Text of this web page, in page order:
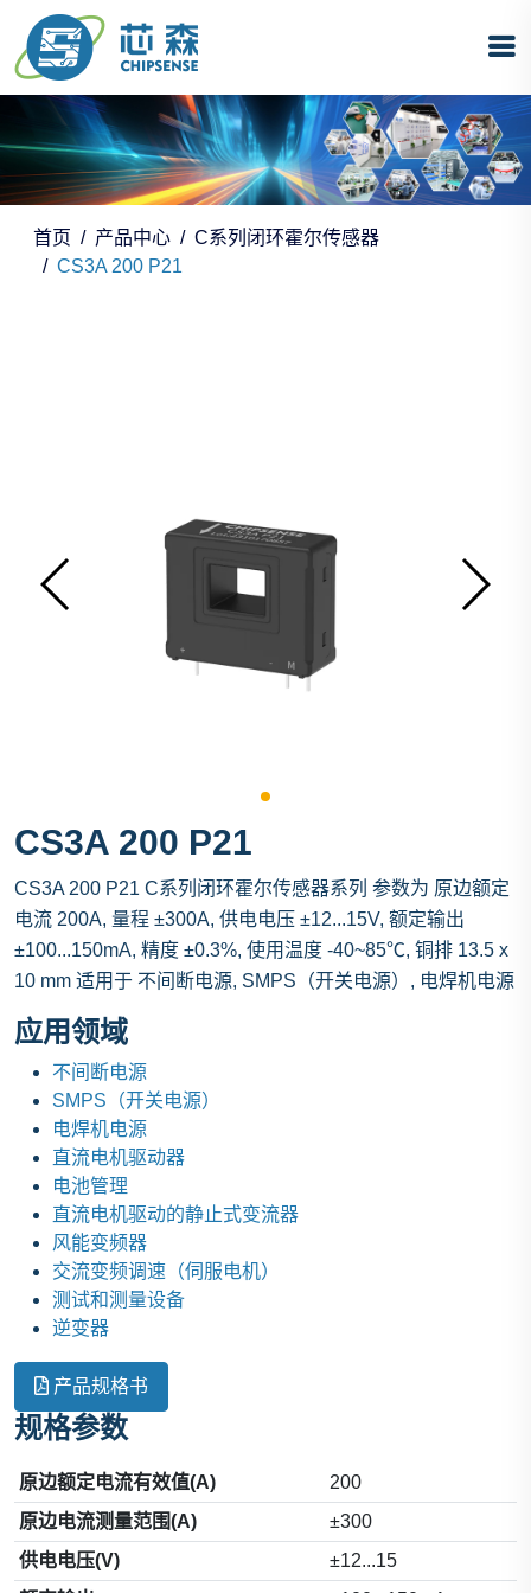
首页 产品中心
C系列闭环霍尔传感器
CS3A 200 P21
CS3A 200 P21
CS3A 200 P21 C系列闭环霍尔传感器系列 参数为 原边额定
电流 200A, 量程 ±300A, 供电电压 ±12...15V, 额定输出
±100...150mA, 精度 ±0.3%, 使用温度 -40~85℃, 铜排 13.5 x
10 mm 适用于 不间断电源, SMPS（开关电源）, 电焊机电源
应用领域
不间断电源
SMPS（开关电源）
电焊机电源
直流电机驱动器
电池管理
直流电机驱动的静止式变流器
风能变频器
交流变频调速（伺服电机）
测试和测量设备
逆变器
产品规格书
规格参数
原边额定电流有效值(A)
200
原边电流测量范围(A)
±300
供电电压(V)
±12...15